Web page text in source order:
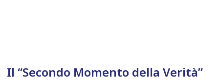
Il “Secondo Momento della Verità”